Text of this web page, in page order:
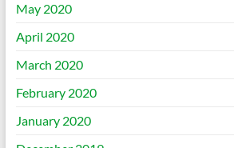
May 2020
April 2020
March 2020
February 2020
January 2020